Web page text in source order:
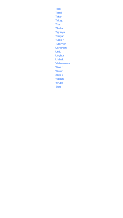
Tajik
Tamil
Tatar
Telugu
Thai
Tibetan
Tigrinya
Tongan
Turkish
Turkmen
Ukrainian
Urdu
Uyghur
Uzbek
Vietnamese
Welsh
Wolof
Xhosa
Yiddish
Yoruba
Zulu